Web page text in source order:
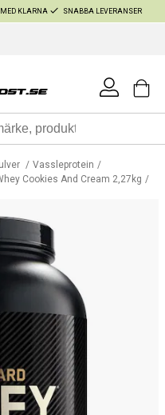
MED KLARNA SNABBA LEVERANSER
Vassleprotein
Cookies And Cream 2,27kg